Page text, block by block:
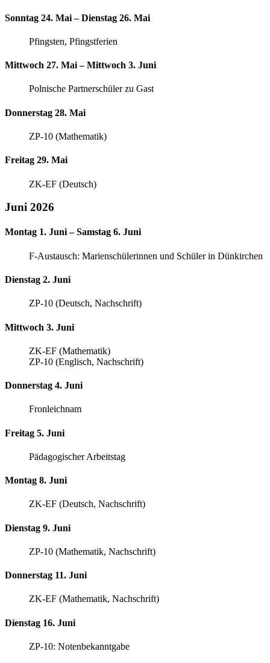
Sonntag 24. Mai – Dienstag 26. Mai
Pfingsten, Pfingstferien
Mittwoch 27. Mai – Mittwoch 3. Juni
Polnische Partnerschüler zu Gast
Donnerstag 28. Mai
ZP-10 (Mathematik)
Freitag 29. Mai
ZK-EF (Deutsch)
Juni 2026
Montag 1. Juni – Samstag 6. Juni
F-Austausch: Marienschülerinnen und Schüler in Dünkirchen
Dienstag 2. Juni
ZP-10 (Deutsch, Nachschrift)
Mittwoch 3. Juni
ZK-EF (Mathematik)
ZP-10 (Englisch, Nachschrift)
Donnerstag 4. Juni
Fronleichnam
Freitag 5. Juni
Pädagogischer Arbeitstag
Montag 8. Juni
ZK-EF (Deutsch, Nachschrift)
Dienstag 9. Juni
ZP-10 (Mathematik, Nachschrift)
Donnerstag 11. Juni
ZK-EF (Mathematik, Nachschrift)
Dienstag 16. Juni
ZP-10: Notenbekanntgabe